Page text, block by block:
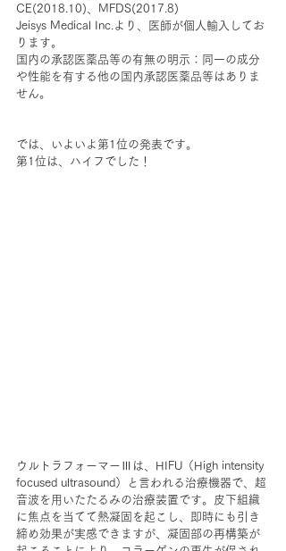
CE(2018.10)、MFDS(2017.8)
Jeisys Medical Inc.より、医師が個人輸入してお
ります。
国内の承認医薬品等の有無の明示：同一の成分
や性能を有する他の国内承認医薬品等はありま
せん。
では、いよいよ第1位の発表です。
第1位は、ハイフでした！
ウルトラフォーマーⅢは、HIFU（High intensity
focused ultrasound）と言われる治療機器で、超
音波を用いたたるみの治療装置です。皮下組織
に焦点を当てて熱凝固を起こし、即時にも引き
締め効果が実感できますが、凝固部の再構築が